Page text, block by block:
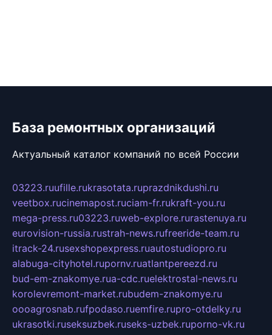
База ремонтных организаций
Актуальный каталог компаний по всей России
03223.ruufille.rukrasotata.ruprazdnikdushi.ru
veetbox.rucinemapost.ruciam-fr.rukraft-you.ru
mega-press.ru03223.ruweb-explore.rurastenuya.ru
eurovision-russia.rustrah-news.rufreeride-team.ru
itrack-24.rusexshopexpress.ruautostudiopro.ru
alabuga-cityhotel.rupornv.ruatlantpereezd.ru
bud-em-znakomye.rua-cdc.ruelektrostal-news.ru
korolevremont-market.rubudem-znakomye.ru
oooagrosnab.rufpodaso.ruemfire.rupro-otdelky.ru
ukrasotki.ruseksuzbek.ruseks-uzbek.ruporno-vk.ru